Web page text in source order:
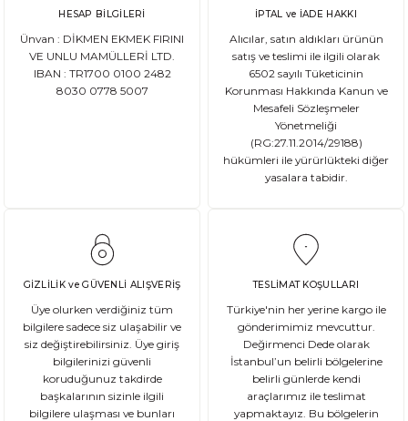
HESAP BİLGİLERİ
Ünvan : DİKMEN EKMEK FIRINI
VE UNLU MAMÜLLERİ LTD.
IBAN : TR1700 0100 2482
8030 0778 5007
İPTAL ve İADE HAKKI
Alıcılar, satın aldıkları ürünün
satış ve teslimi ile ilgili olarak
6502 sayılı Tüketicinin
Korunması Hakkında Kanun ve
Mesafeli Sözleşmeler
Yönetmeliği
(RG:27.11.2014/29188)
hükümleri ile yürürlükteki diğer
yasalara tabidir.
GİZLİLİK ve GÜVENLİ ALIŞVERİŞ
Üye olurken verdiğiniz tüm
bilgilere sadece siz ulaşabilir ve
siz değiştirebilirsiniz. Üye giriş
bilgilerinizi güvenli
koruduğunuz takdirde
başkalarının sizinle ilgili
bilgilere ulaşması ve bunları
TESLİMAT KOŞULLARI
Türkiye'nin her yerine kargo ile
gönderimimiz mevcuttur.
Değirmenci Dede olarak
İstanbul’un belirli bölgelerine
belirli günlerde kendi
araçlarımız ile teslimat
yapmaktayız. Bu bölgelerin